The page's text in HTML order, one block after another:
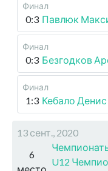
Финал
0:3 Павлюк
Финал
0:3 Безгодков
Финал
1:3 Кебало Денис
13 сент., 2020
6
U12